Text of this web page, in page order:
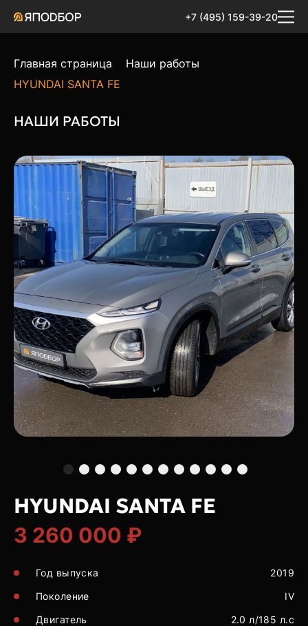
+7 (495) 159-39-20
Главная страница
Наши работы
HYUNDAI SANTA FE
НАШИ РАБОТЫ
HYUNDAI SANTA FE
3 260 000 ₽
Год выпуска
2019
Поколение
IV
Двигатель
2.0 л/185 л.с